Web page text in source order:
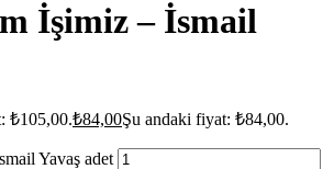
İşimiz – İsmail
₺105,00.₺84,00Şu andaki fiyat: ₺84,00.
Yavaş adet